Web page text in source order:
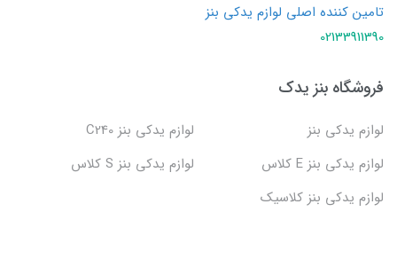
تامین کننده اصلی لوازم یدکی بنز
02133911390
فروشگاه بنز یدک
لوازم یدکی بنز
لوازم یدکی بنز C240
لوازم یدکی بنز E کلاس
لوازم یدکی بنز S کلاس
لوازم یدکی بنز کلاسیک